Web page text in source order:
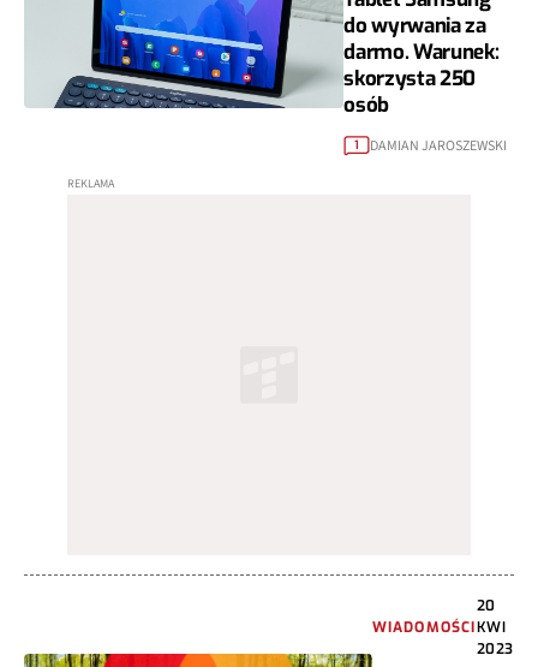
do wyrwania za
darmo. Warunek:
skorzysta 250
osób
1 DAMIAN JAROSZEWSKI
WIADOMOŚCI
20
KWI
2023